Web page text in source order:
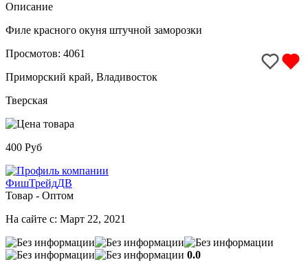
Описание
Филе красного окуня штучной заморозки
Просмотов: 4061
Приморский край, Владивосток
Тверская
400 Руб
ФишТрейдДВ
Товар - Оптом
На сайте с: Март 22, 2021
0.0